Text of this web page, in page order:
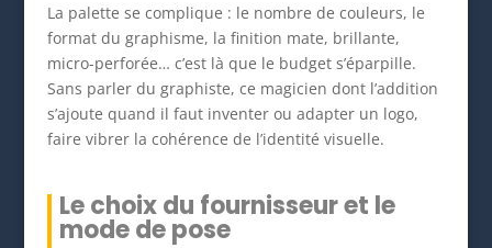
La palette se complique : le nombre de couleurs, le
format du graphisme, la finition mate, brillante,
micro-perforée… c’est là que le budget s’éparpille.
Sans parler du graphiste, ce magicien dont l’addition
s’ajoute quand il faut inventer ou adapter un logo,
faire vibrer la cohérence de l’identité visuelle.
Le choix du fournisseur et le
mode de pose